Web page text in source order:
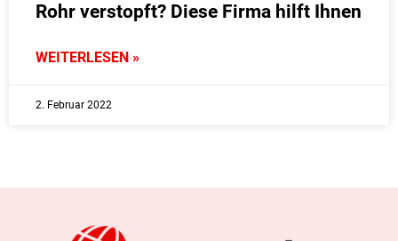
Rohr verstopft? Diese Firma hilft Ihnen
WEITERLESEN »
2. Februar 2022